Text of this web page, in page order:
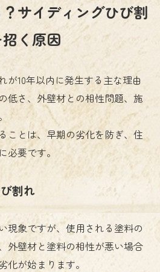
サイディングひび割
く原因
が10年以内に発生する主な理由
低さ、外壁材との相性問題、施
ことは、早期の劣化を防ぎ、住
必要です。
割れ
現象ですが、使用される塗料の
外壁材と塗料の相性が悪い場合
化が始まります。